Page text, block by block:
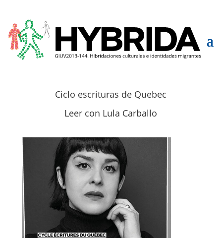
Ciclo escrituras de Quebec
Leer con Lula Carballo